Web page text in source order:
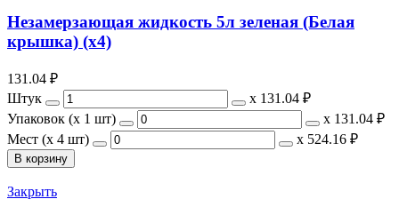
Незамерзающая жидкость 5л зеленая (Белая
крышка) (х4)
131.04 ₽
Штук
х 131.04 ₽
Упаковок (x 1 шт)
х 131.04 ₽
Мест (x 4 шт)
х 524.16 ₽
В корзину
Закрыть